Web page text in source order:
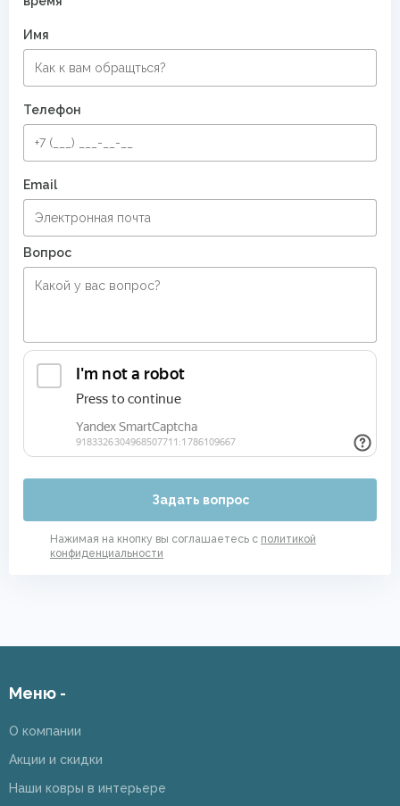
Имя
Телефон
Email
Вопрос
Задать вопрос
Нажимая на кнопку вы соглашаетесь с политикой
конфиденциальности
Меню -
О компании
Акции и скидки
Наши ковры в интерьере